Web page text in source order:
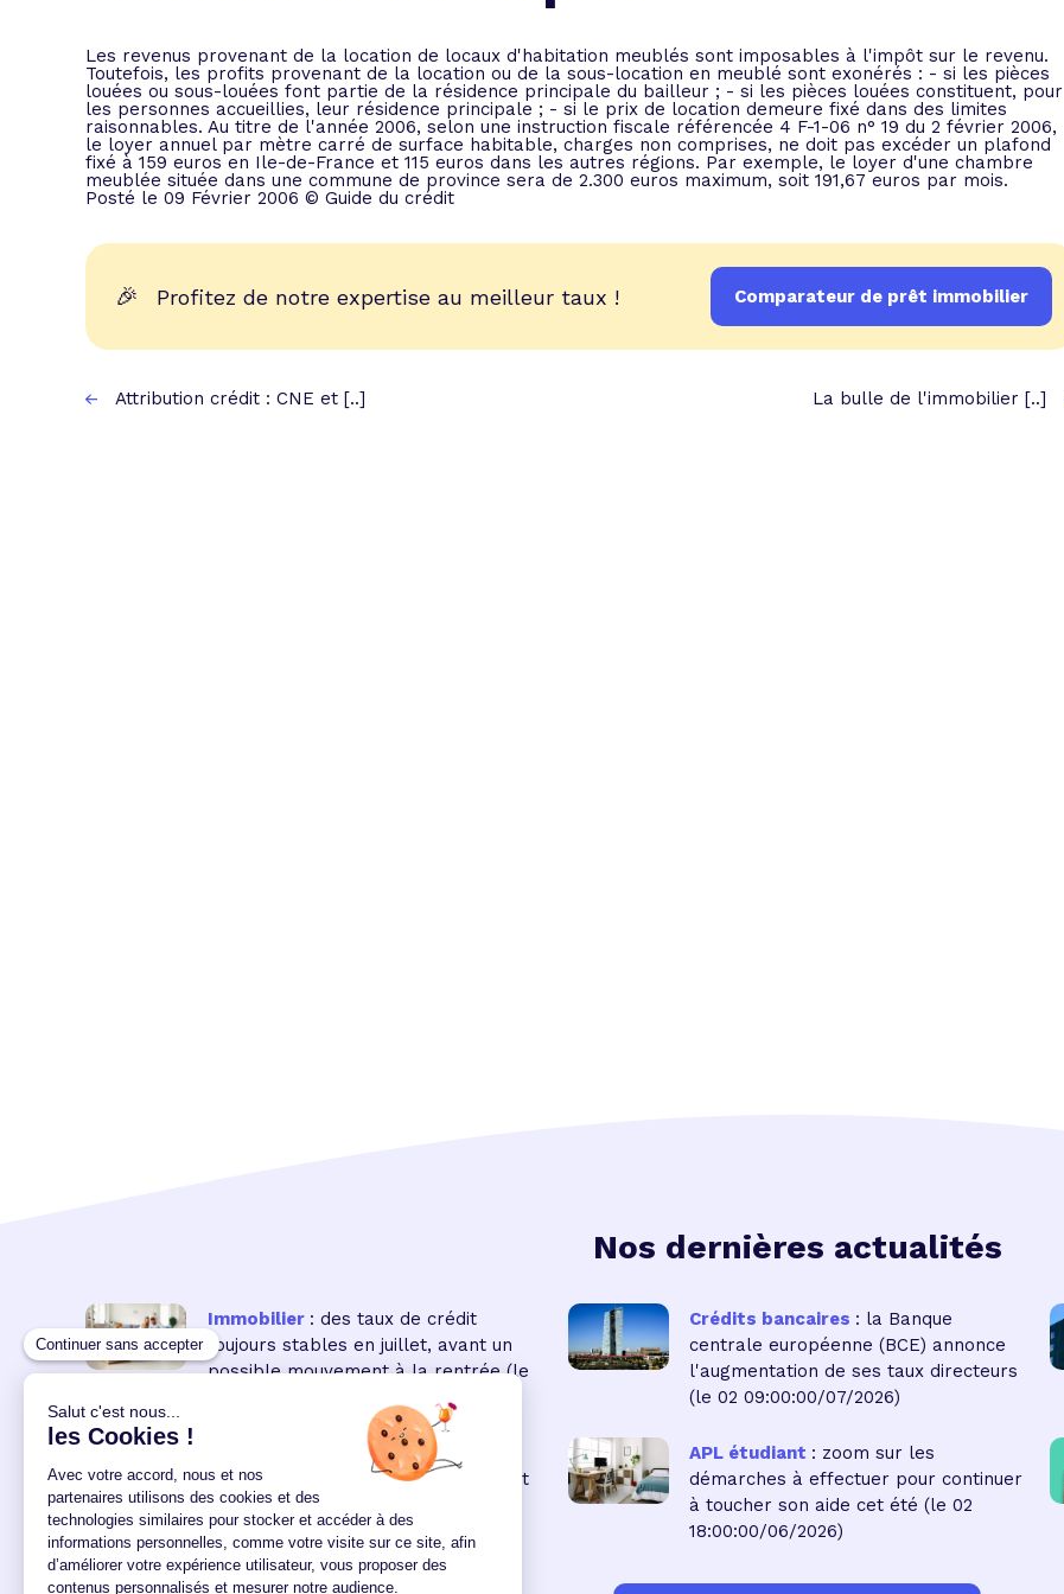
L'acte de vente et le remboursement
Tous les outils prêt immobilier
Profitez de notre expertise au meilleur taux !
Trouvez votre prêt conso au meilleur taux !
Bénéficiez de notre expertise en regroupement de crédits
Les revenus provenant de la location de locaux d'habitation meublés sont imposables à l'impôt sur le revenu.
Toutefois, les profits provenant de la location ou de la sous-location en meublé sont exonérés : - si les pièces
louées ou sous-louées font partie de la résidence principale du bailleur ; - si les pièces louées constituent, pour
les personnes accueillies, leur résidence principale ; - si le prix de location demeure fixé dans des limites
raisonnables. Au titre de l'année 2006, selon une instruction fiscale référencée 4 F-1-06 n° 19 du 2 février 2006,
le loyer annuel par mètre carré de surface habitable, charges non comprises, ne doit pas excéder un plafond
fixé à 159 euros en Ile-de-France et 115 euros dans les autres régions. Par exemple, le loyer d'une chambre
meublée située dans une commune de province sera de 2.300 euros maximum, soit 191,67 euros par mois.
Posté le 09 Février 2006 © Guide du crédit
🎉 Profitez de notre expertise au meilleur taux ! Comparateur de prêt immobilier
Attribution crédit : CNE et [..] La bulle de l'immobilier [..]
Nos dernières actualités
Immobilier : des taux de crédit
toujours stables en juillet, avant un
possible mouvement à la rentrée (le
Crédits bancaires : la Banque
centrale européenne (BCE) annonce
l'augmentation de ses taux directeurs
(le 02 09:00:00/07/2026)
: la remontée des
taux réduit encore le pouvoir d'achat
des acquéreurs
12:00:00/06/2026)
APL étudiant : zoom sur les
démarches à effectuer pour continuer
à toucher son aide cet été (le 02
18:00:00/06/2026)